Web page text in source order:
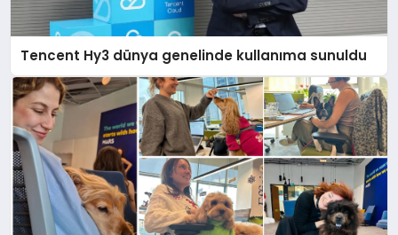
Tencent Hy3 dünya genelinde kullanıma sunuldu